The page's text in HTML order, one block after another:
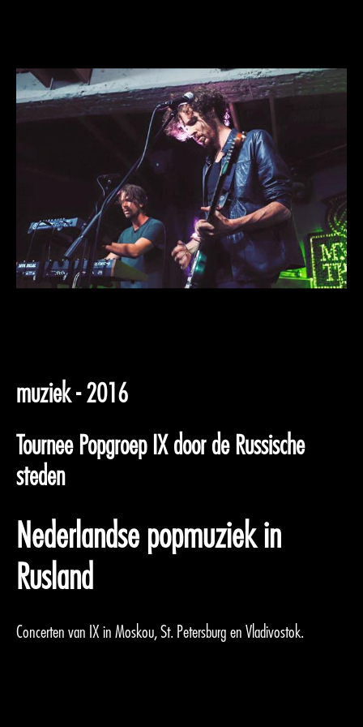
muziek - 2016
Tournee Popgroep IX door de Russische
steden
Nederlandse popmuziek in
Rusland
Concerten van IX in Moskou, St. Petersburg en Vladivostok.